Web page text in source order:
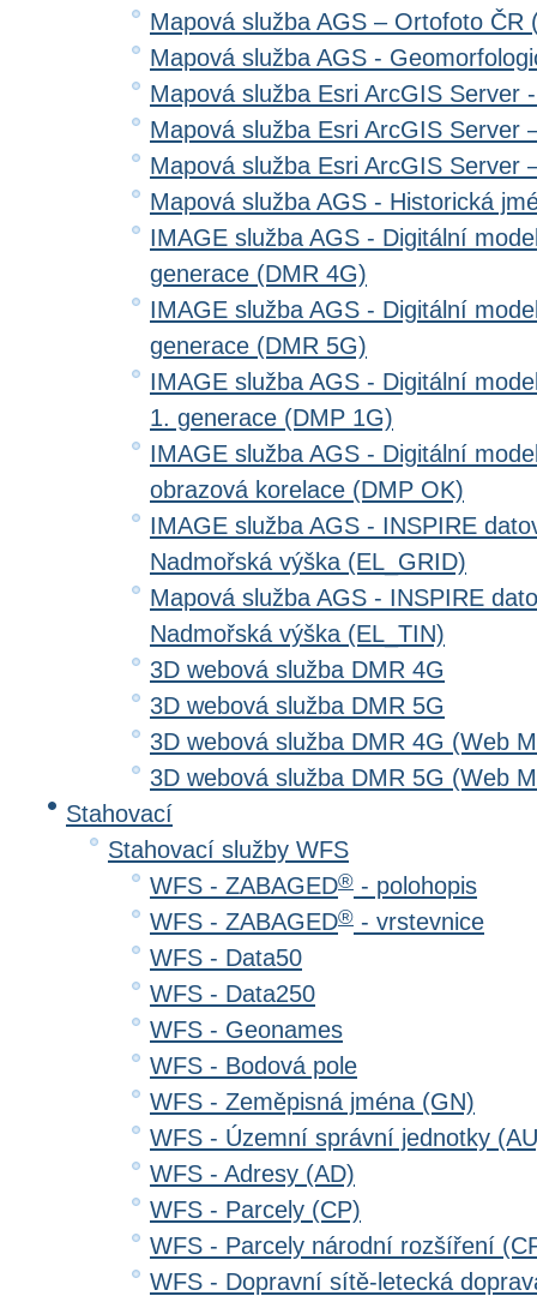
Mapová služba AGS – Ortofoto ČR
Mapová služba AGS -
Mapová služba Esri ArcGIS Server
Mapová služba Esri ArcGIS Server
Mapová služba Esri ArcGIS Server
Mapová služba AGS - Historická
IMAGE služba AGS - Digitální
generace (DMR 4G)
IMAGE služba AGS - Digitální
generace (DMR 5G)
IMAGE služba AGS - Digitální
1. generace (DMP 1G)
IMAGE služba AGS - Digitální
obrazová korelace (DMP OK)
IMAGE služba AGS - INSPIRE
Nadmořská výška (EL_GRID)
Mapová služba AGS - INSPIRE
Nadmořská výška (EL_TIN)
3D webová služba DMR 4G
3D webová služba DMR 5G
3D webová služba DMR 4G (Web
3D webová služba DMR 5G (Web
Stahovací
Stahovací služby WFS
WFS - ZABAGED® - polohopis
WFS - ZABAGED® - vrstevnice
WFS - Data50
WFS - Data250
WFS - Geonames
WFS - Bodová pole
WFS - Zeměpisná jména (GN)
WFS - Územní správní jednotky
WFS - Adresy (AD)
WFS - Parcely (CP)
WFS - Parcely národní rozšíření
WFS - Dopravní sítě-letecká